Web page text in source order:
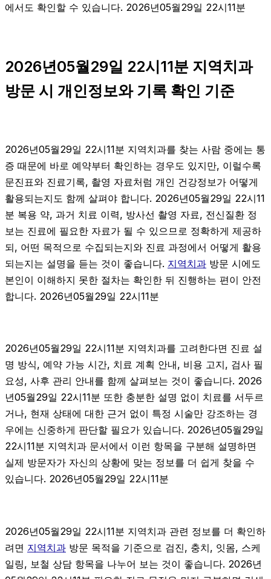
에서도 확인할 수 있습니다. 2026년05월29일 22시11분
2026년05월29일 22시11분 지역치과
방문 시 개인정보와 기록 확인 기준
2026년05월29일 22시11분 지역치과를 찾는 사람 중에는 통
증 때문에 바로 예약부터 확인하는 경우도 있지만, 이럴수록
문진표와 진료기록, 촬영 자료처럼 개인 건강정보가 어떻게
활용되는지도 함께 살펴야 합니다. 2026년05월29일 22시11
분 복용 약, 과거 치료 이력, 방사선 촬영 자료, 전신질환 정
보는 진료에 필요한 자료가 될 수 있으므로 정확하게 제공하
되, 어떤 목적으로 수집되는지와 진료 과정에서 어떻게 활용
되는지는 설명을 듣는 것이 좋습니다. 지역치과 방문 시에도
본인이 이해하지 못한 절차는 확인한 뒤 진행하는 편이 안전
합니다. 2026년05월29일 22시11분
2026년05월29일 22시11분 지역치과를 고려한다면 진료 설
명 방식, 예약 가능 시간, 치료 계획 안내, 비용 고지, 검사 필
요성, 사후 관리 안내를 함께 살펴보는 것이 좋습니다. 2026
년05월29일 22시11분 또한 충분한 설명 없이 치료를 서두르
거나, 현재 상태에 대한 근거 없이 특정 시술만 강조하는 경
우에는 신중하게 판단할 필요가 있습니다. 2026년05월29일
22시11분 지역치과 문서에서 이런 항목을 구분해 설명하면
실제 방문자가 자신의 상황에 맞는 정보를 더 쉽게 찾을 수
있습니다. 2026년05월29일 22시11분
2026년05월29일 22시11분 지역치과 관련 정보를 더 확인하
려면 지역치과 방문 목적을 기준으로 검진, 충치, 잇몸, 스케
일링, 보철 상담 항목을 나누어 보는 것이 좋습니다. 2026년